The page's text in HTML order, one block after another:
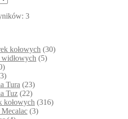
137,00 zł.
3
kołowych (30)
(5)
Tura (23)
Tuz (22)
kołowych (316)
(3)